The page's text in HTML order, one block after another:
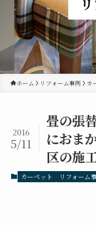
ホーム リフォーム事例 カ
畳の張
におま
区の施
2016
5/11
カーペット リフォーム